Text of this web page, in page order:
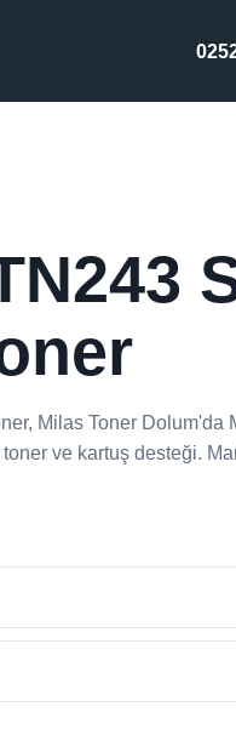
Milas Toner Dolum'da
ve kartuş desteği.